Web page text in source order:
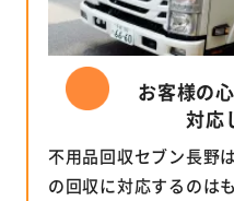
お客様の
対応
不用品回収セブン長野
の回収に対応するのは